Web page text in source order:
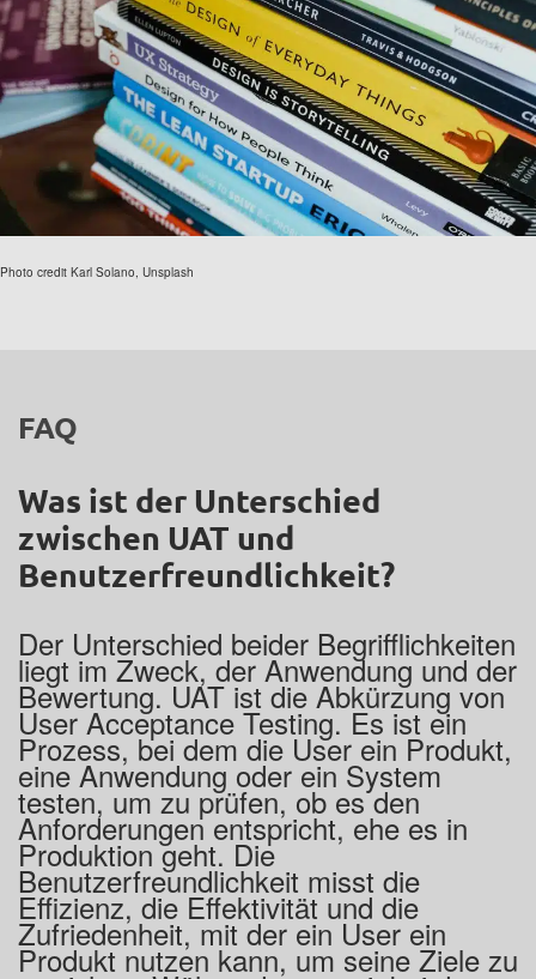
Photo credit Karl Solano, Unsplash
FAQ
Was ist der Unterschied
zwischen UAT und
Benutzerfreundlichkeit?
Der Unterschied beider Begrifflichkeiten
liegt im Zweck, der Anwendung und der
Bewertung. UAT ist die Abkürzung von
User Acceptance Testing. Es ist ein
Prozess, bei dem die User ein Produkt,
eine Anwendung oder ein System
testen, um zu prüfen, ob es den
Anforderungen entspricht, ehe es in
Produktion geht. Die
Benutzerfreundlichkeit misst die
Effizienz, die Effektivität und die
Zufriedenheit, mit der ein User ein
Produkt nutzen kann, um seine Ziele zu